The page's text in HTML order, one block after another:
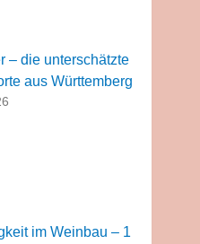
– die unterschätzte
aus Württemberg
im Weinbau – 1